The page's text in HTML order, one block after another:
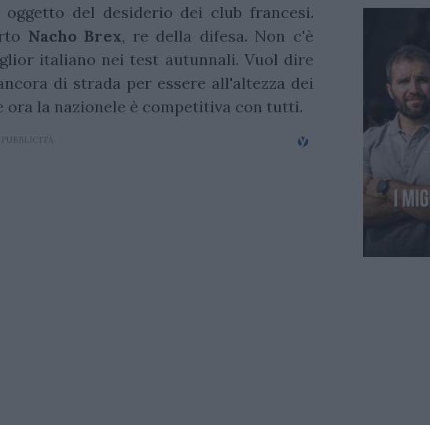
del desiderio dei club francesi.
Nacho Brex, re della difesa. Non c'è
italiano nei test autunnali. Vuol dire
di strada per essere all'altezza dei
ora la nazionele è competitiva con tutti.